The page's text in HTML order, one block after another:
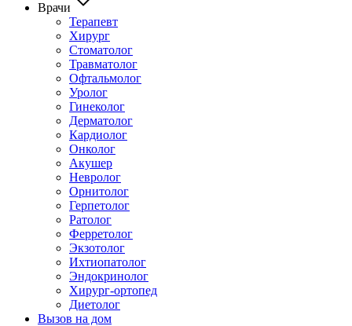
Врачи
Терапевт
Хирург
Стоматолог
Травматолог
Офтальмолог
Уролог
Гинеколог
Дерматолог
Кардиолог
Онколог
Акушер
Невролог
Орнитолог
Герпетолог
Ратолог
Ферретолог
Экзотолог
Ихтиопатолог
Эндокринолог
Хирург-ортопед
Диетолог
Вызов на дом